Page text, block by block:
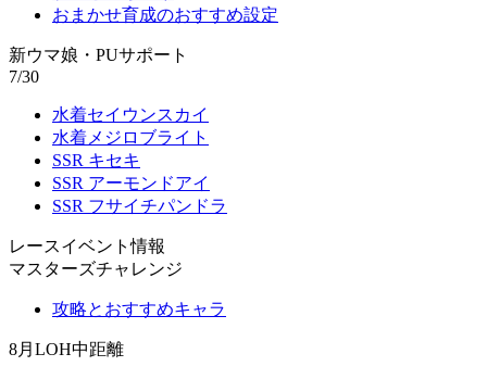
おまかせ育成のおすすめ設定
新ウマ娘・PUサポート
7/30
水着セイウンスカイ
水着メジロブライト
SSR キセキ
SSR アーモンドアイ
SSR フサイチパンドラ
レースイベント情報
マスターズチャレンジ
攻略とおすすめキャラ
8月LOH中距離